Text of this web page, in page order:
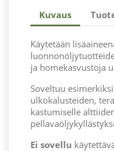
Kuvaus
Käytetään
ja homekasvustoja
Soveltuu
ulkokalusteiden,
kastumiselle
Ei sovellu